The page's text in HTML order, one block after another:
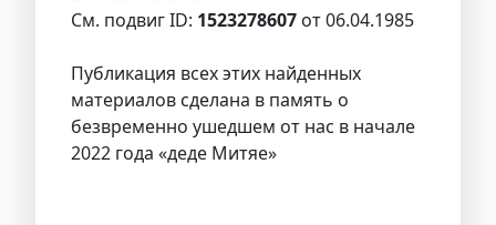
См. подвиг ID: 1523278607 от 06.04.1985
Публикация всех этих найденных
материалов сделана в память о
безвременно ушедшем от нас в начале
2022 года «деде Митяе»